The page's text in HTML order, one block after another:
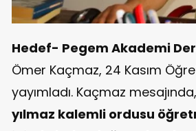
Hedef- Pegem Akademi
Ömer Kaçmaz, 24 Kasım
yayımladı. Kaçmaz
yılmaz kalemli ordusu